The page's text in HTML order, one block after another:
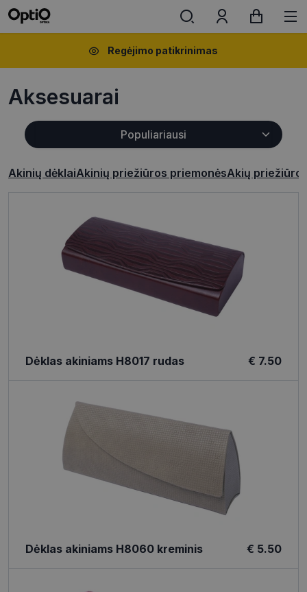
Regėjimo patikrinimas
Aksesuarai
Akinių dėklaiAkinių priežiūros priemonėsAkių
Dėklas akiniams H8017 rudas € 7.50
Dėklas akiniams H8060 kreminis € 5.50